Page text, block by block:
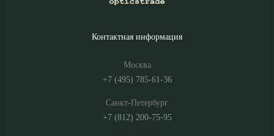
Контактная информация
Москва
+7 (495) 785-61-36
Санкт-Петербург
+7 (812) 200-75-95